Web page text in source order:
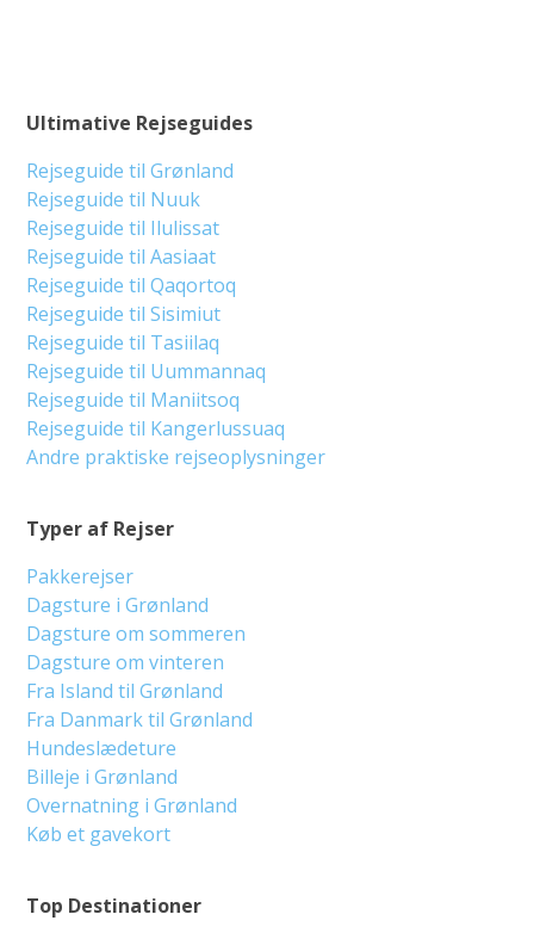
Top Destinationer
Typer af Rejser
Pakkerejser
Dagsture i Grønland
Dagsture om sommeren
Dagsture om vinteren
Fra Island til Grønland
Fra Danmark til Grønland
Hundeslædeture
Billeje i Grønland
Overnatning i Grønland
Køb et gavekort
Ultimative Rejseguides
Rejseguide til Grønland
Rejseguide til Nuuk
Rejseguide til Ilulissat
Rejseguide til Aasiaat
Rejseguide til Qaqortoq
Rejseguide til Sisimiut
Rejseguide til Tasiilaq
Rejseguide til Uummannaq
Rejseguide til Maniitsoq
Rejseguide til Kangerlussuaq
Andre praktiske rejseoplysninger